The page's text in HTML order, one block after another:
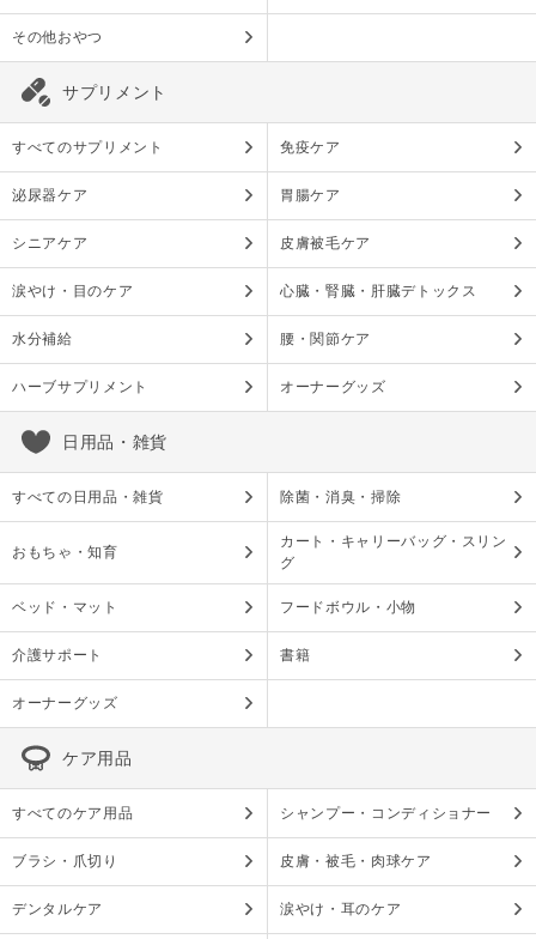
その他おやつ
サプリメント
すべてのサプリメント 免疫ケア
泌尿器ケア 胃腸ケア
シニアケア 皮膚被毛ケア
涙やけ・目のケア 心臓・腎臓・肝臓デトックス
水分補給 腰・関節ケア
ハーブサプリメント オーナーグッズ
日用品・雑貨
すべての日用品・雑貨 除菌・消臭・掃除
おもちゃ・知育
カート・キャリーバッグ・スリン
グ
ベッド・マット フードボウル・小物
介護サポート 書籍
オーナーグッズ
ケア用品
すべてのケア用品 シャンプー・コンディショナー
ブラシ・爪切り 皮膚・被毛・肉球ケア
デンタルケア 涙やけ・耳のケア